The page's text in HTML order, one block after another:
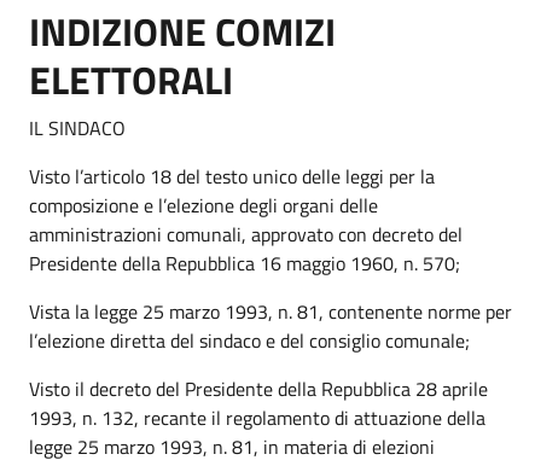
INDIZIONE COMIZI
ELETTORALI
IL SINDACO
Visto l’articolo 18 del testo unico delle leggi per la
composizione e l’elezione degli organi delle
amministrazioni comunali, approvato con decreto del
Presidente della Repubblica 16 maggio 1960, n. 570;
Vista la legge 25 marzo 1993, n. 81, contenente norme per
l’elezione diretta del sindaco e del consiglio comunale;
Visto il decreto del Presidente della Repubblica 28 aprile
1993, n. 132, recante il regolamento di attuazione della
legge 25 marzo 1993, n. 81, in materia di elezioni